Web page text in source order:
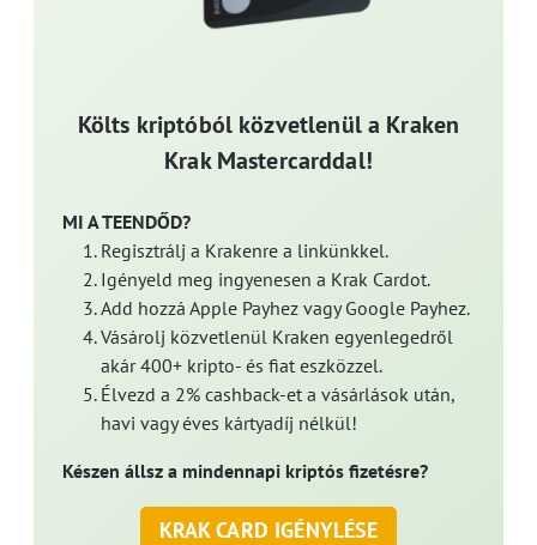
Költs kriptóból közvetlenül a Kraken
Krak Mastercarddal!
MI A TEENDŐD?
Regisztrálj a Krakenre a linkünkkel.
Igényeld meg ingyenesen a Krak Cardot.
Add hozzá Apple Payhez vagy Google Payhez.
Vásárolj közvetlenül Kraken egyenlegedről
akár 400+ kripto- és fiat eszközzel.
Élvezd a 2% cashback-et a vásárlások után,
havi vagy éves kártyadíj nélkül!
Készen állsz a mindennapi kriptós fizetésre?
KRAK CARD IGÉNYLÉSE